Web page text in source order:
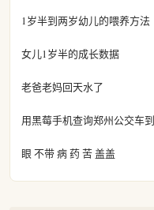
1岁半到两岁幼儿的喂养方法
女儿1岁半的成长数据
老爸老妈回天水了
用黑莓手机查询郑州公交车
眼 不带 病 药 苦 盖盖